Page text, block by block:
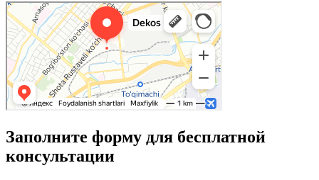
Заполните форму для бесплатной
консультации